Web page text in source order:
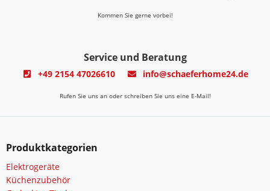
Kommen Sie gerne vorbei!
Service und Beratung
+49 2154 47026610 info@schaeferhome24.de
Rufen Sie uns an oder schreiben Sie uns eine E-Mail!
Produktkategorien
Elektrogeräte
Küchenzubehör